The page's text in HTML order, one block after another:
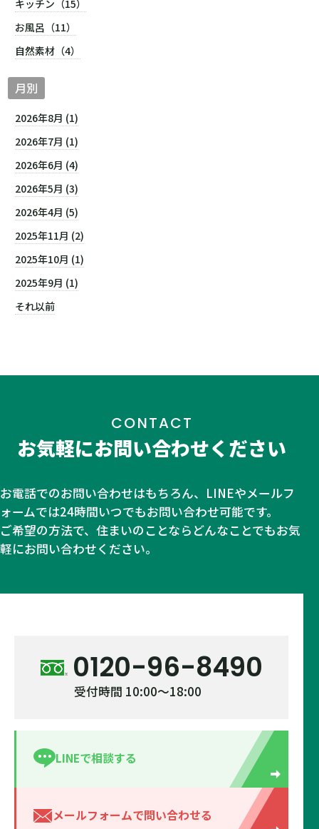
キッチン（15）
お風呂（11）
自然素材（4）
月別
2026年8月 (1)
2026年7月 (1)
2026年6月 (4)
2026年5月 (3)
2026年4月 (5)
2025年11月 (2)
2025年10月 (1)
2025年9月 (1)
それ以前
CONTACT
お気軽にお問い合わせください
お電話でのお問い合わせはもちろん、LINEやメールフ
ォームでは24時間いつでもお問い合わせ可能です。
ご希望の方法で、住まいのことならどんなことでもお気
軽にお問い合わせください。
0120-96-8490
受付時間 10:00～18:00
LINEで相談する
メールフォームで問い合わせる